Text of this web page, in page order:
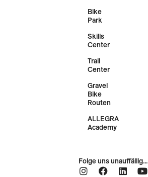
Bike
Park
Skills
Center
Trail
Center
Gravel
Bike
Routen
ALLEGRA
Academy
Folge uns unauffällig...